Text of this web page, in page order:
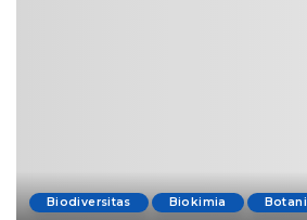
Biodiversitas Biokimia Botani